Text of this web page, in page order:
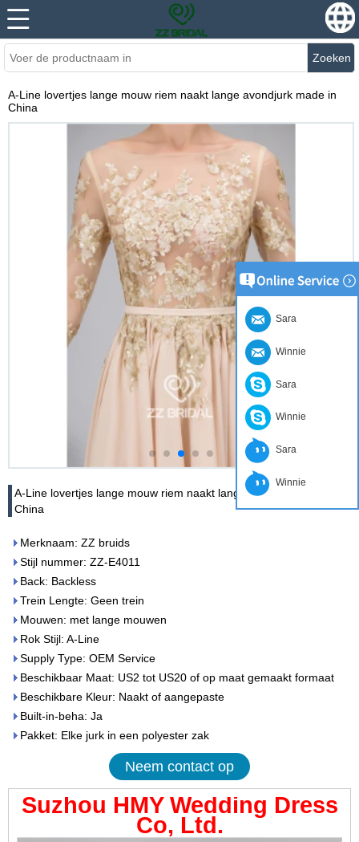
Zoeken
A-Line lovertjes lange mouw riem naakt lange avondjurk made in
China
A-Line lovertjes lange mouw riem naakt lange avondjurk made in
China
Merknaam: ZZ bruids
Stijl nummer: ZZ-E4011
Back: Backless
Trein Lengte: Geen trein
Mouwen: met lange mouwen
Rok Stijl: A-Line
Supply Type: OEM Service
Beschikbaar Maat: US2 tot US20 of op maat gemaakt formaat
Beschikbare Kleur: Naakt of aangepaste
Built-in-beha: Ja
Pakket: Elke jurk in een polyester zak
Neem contact op
Suzhou HMY Wedding Dress
Co, Ltd.
Sara
Winnie
Sara
Winnie
Sara
Winnie